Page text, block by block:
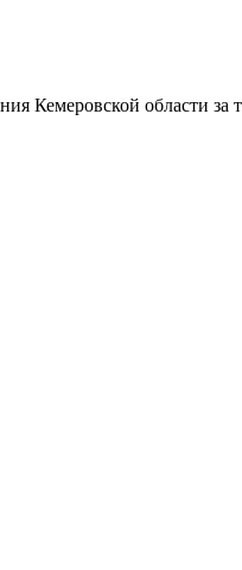
Кемеровской области за